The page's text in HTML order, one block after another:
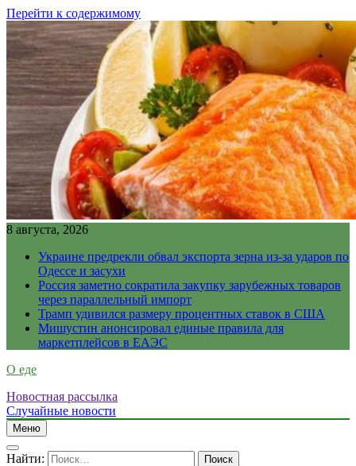
Перейти к содержимому
8 августа, 2026
Украине предрекли обвал экспорта зерна из-за ударов по
Одессе и засухи
Россия заметно сократила закупку зарубежных товаров
через параллельный импорт
Трамп удивился размеру процентных ставок в США
Мишустин анонсировал единые правила для
маркетплейсов в ЕАЭС
О еде
Новостная рассылка
Случайные новости
Меню
Найти: